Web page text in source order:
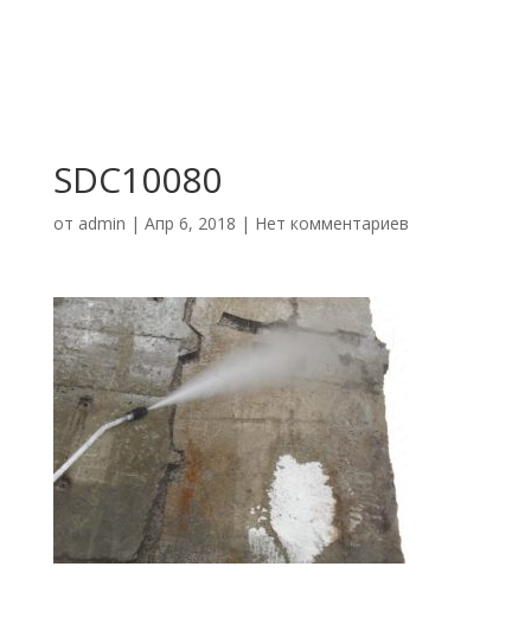
SDC10080
от admin | Апр 6, 2018 | Нет комментариев